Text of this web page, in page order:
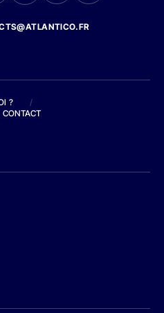
?
/
CONTACT